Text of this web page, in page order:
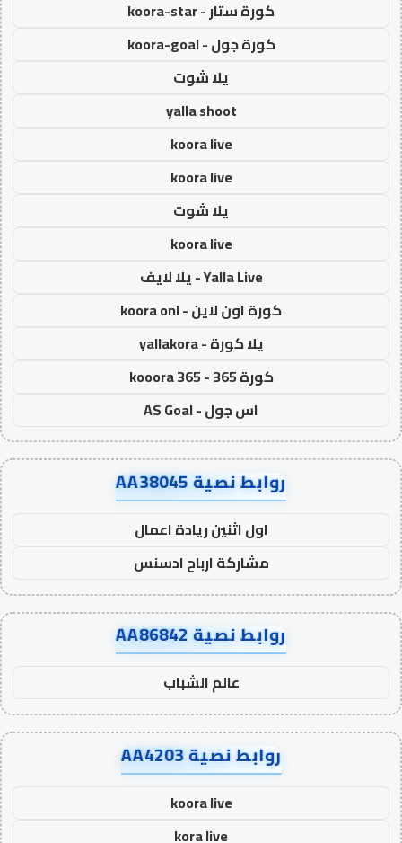
كورة ستار - koora-star
كورة جول - koora-goal
يلا شوت
yalla shoot
koora live
koora live
يلا شوت
koora live
Yalla Live - يلا لايف
كورة اون لاين - koora onl
يلا كورة - yallakora
كورة 365 - kooora 365
اس جول - AS Goal
روابط نصية AA38045
اول اثنين ريادة اعمال
مشاركة ارباح ادسنس
روابط نصية AA86842
عالم الشباب
روابط نصية AA4203
koora live
kora live